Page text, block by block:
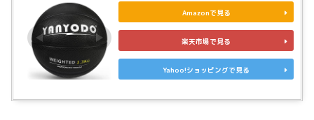
Amazonで見る
楽天市場で見る
Yahoo!ショッピングで見る